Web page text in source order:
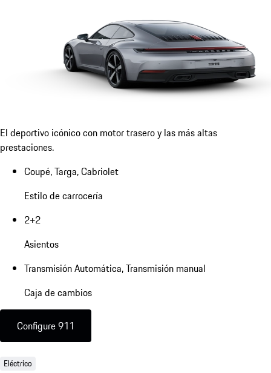
El deportivo icónico con motor trasero y las más altas
prestaciones.
Coupé, Targa, Cabriolet
Estilo de carrocería
2+2
Asientos
Transmisión Automática, Transmisión manual
Caja de cambios
Configure 911
Eléctrico